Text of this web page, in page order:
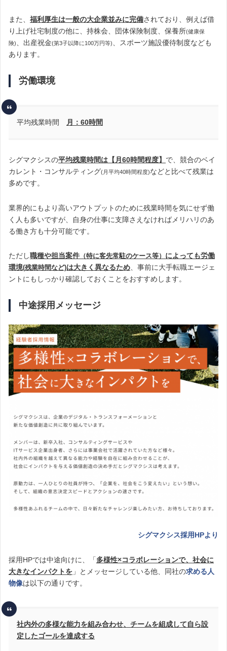
また、 福利厚生は一般の大企業並みに完備されており、例えば借
り上げ社宅制度の他に、持株会、団体保険制度、保養所(健康保
険)、出産祝金(第3子以降に100万円等)、スポーツ施設優待制度なども
あります。
労働環境
平均残業時間 月：60時間
シグマクシスの平均残業時間は【月60時間程度】 で、競合のベイ
カレント・コンサルティング(月平均40時間程度)などと比べて残業は
多めです。
業界的にもより高いアウトプットのために残業時間を気にせず働
く人も多いですが、自身の仕事に支障さえなければメリハリのあ
る働き方も十分可能です。
ただし職種や担当案件 （特に客先常駐のケース等） によっても労働
環境(残業時間など)は大きく異なるため 、事前に大手転職エージェ
ントにもしっかり確認しておくことをおすすめします。
中途採用メッセージ
シグマクシス採用HPより
採用HPでは中途向けに、「多様性×コラボレーションで、社会に
大きなインパクトを 」とメッセージしている他、同社の求める人
物像は以下の通りです。
社内外の多様な能力を組み合わせ、チームを組成して自ら設
定したゴールを達成する